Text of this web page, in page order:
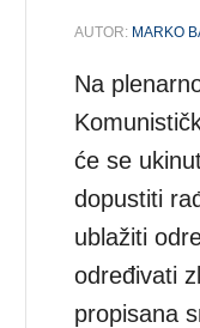
AUTOR: MARKO
Na
će se
dopustiti
ublažiti
određivati
propisana